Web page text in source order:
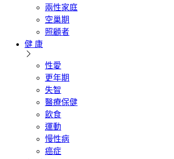
兩性家庭
空巢期
照顧者
健 康
性愛
更年期
失智
醫療保健
飲食
運動
慢性病
癌症